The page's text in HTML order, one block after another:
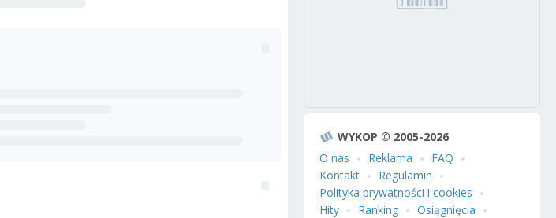
WYKOP © 2005-2026
O nas
Reklama
FAQ
Kontakt
Regulamin
Polityka prywatności i cookies
Hity
Ranking
Osiągnięcia